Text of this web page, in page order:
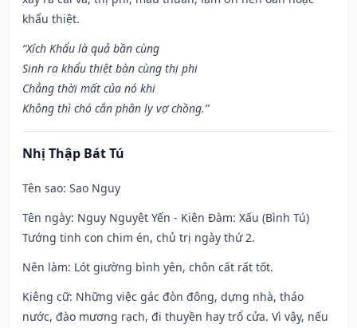
khẩu thiệt.
“Xích Khẩu là quả bần cùng
Sinh ra khẩu thiệt bàn cùng thị phi
Chẳng thời mất của nó khi
Không thì chó cắn phân ly vợ chồng.”
Nhị Thập Bát Tú
Tên sao: Sao Nguy
Tên ngày: Nguy Nguyệt Yến - Kiên Đàm: Xấu (Bình Tú)
Tướng tinh con chim én, chủ trị ngày thứ 2.
Nên làm: Lót giường bình yên, chôn cất rất tốt.
Kiêng cữ: Những việc gác đòn đông, dựng nhà, tháo
nước, đào mương rạch, đi thuyền hay trổ cửa. Vì vậy, nếu